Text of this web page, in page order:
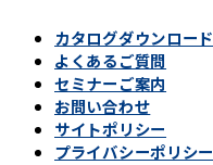
カタログダウンロード
よくあるご質問
セミナーご案内
お問い合わせ
サイトポリシー
プライバシーポリシー